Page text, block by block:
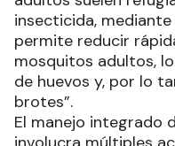
insecticida,
permite reducir
mosquitos adultos,
de huevos y, por lo
brotes”.
El manejo integrado